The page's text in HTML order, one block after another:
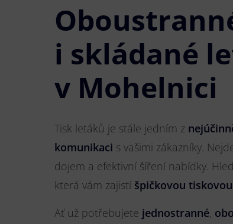
i skládané
v Mohelnici
Tisk letáků je stále jedním z
komunikaci s vašimi zákazníky.
dojem a efektivní šíření nabídky.
která vám zajistí špičkovou
Ať už potřebujete jednostranné,